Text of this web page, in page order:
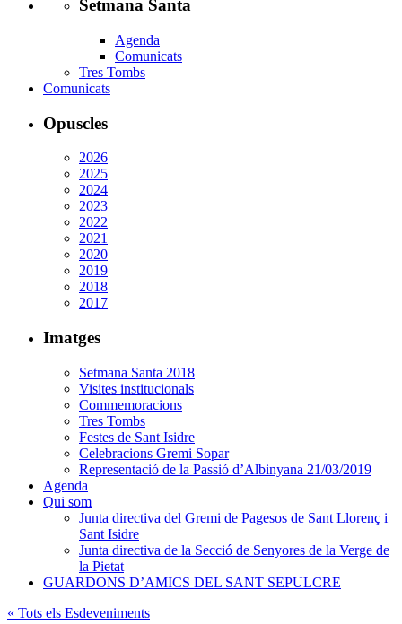
Setmana Santa
Agenda
Comunicats
Tres Tombs
Comunicats
Opuscles
2026
2025
2024
2023
2022
2021
2020
2019
2018
2017
Imatges
Setmana Santa 2018
Visites institucionals
Commemoracions
Tres Tombs
Festes de Sant Isidre
Celebracions Gremi Sopar
Representació de la Passió d’Albinyana 21/03/2019
Agenda
Qui som
Junta directiva del Gremi de Pagesos de Sant Llorenç i
Sant Isidre
Junta directiva de la Secció de Senyores de la Verge de
la Pietat
GUARDONS D’AMICS DEL SANT SEPULCRE
« Tots els Esdeveniments